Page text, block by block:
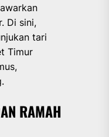
Di sini,
tari
Timur
RAMAH